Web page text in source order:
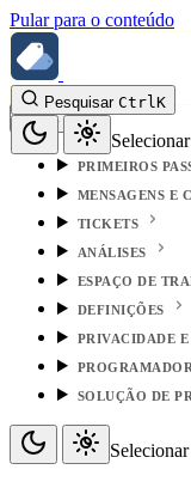
Pular para o conteúdo
Pesquisar CtrlK
PRIMEIROS
MENSAGENS E
TICKETS
ANÁLISES
ESPAÇO DE
DEFINIÇÕES
PRIVACIDADE E
SOLUÇÃO DE